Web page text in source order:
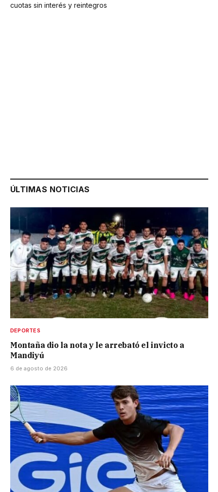
cuotas sin interés y reintegros
ÚLTIMAS NOTICIAS
DEPORTES
Montaña dio la nota y le arrebató el invicto a
Mandiyú
6 de agosto de 2026